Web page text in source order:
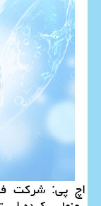
اچ پی: شركت